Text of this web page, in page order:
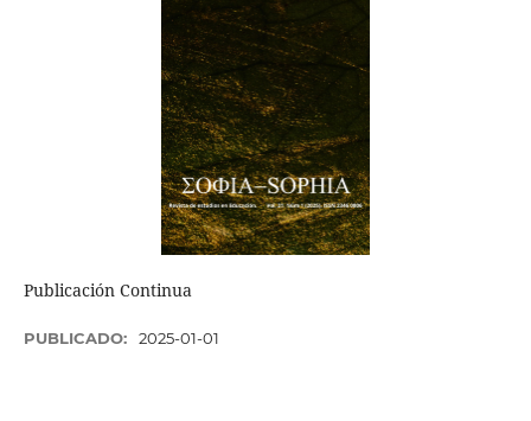
Publicación Continua
PUBLICADO: 2025-01-01